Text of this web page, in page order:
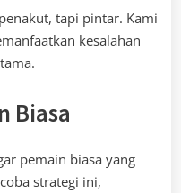
tapi pintar. Kami
kesalahan
Biasa
pemain biasa yang
strategi ini,